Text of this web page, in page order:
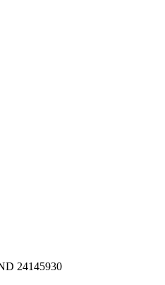
24145930